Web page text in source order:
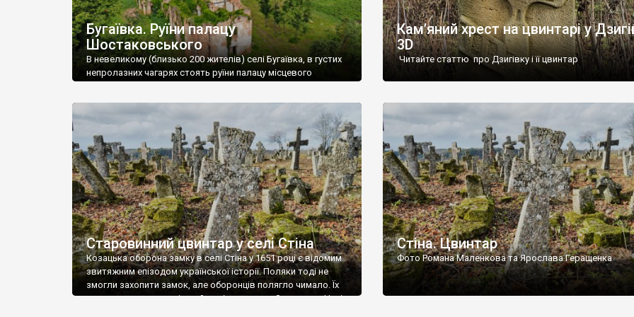
Бугаївка. Руїни палацу
Шостаковського
В невеликому (близько 200 жителів) селі Бугаївка, в густих
непролазних чагарях стоять руїни палацу місцевого
потім клуб, ще пізніше – гуртожиток. У 60-х роках минулого
століття тут розмістили туберкульозну лікарню. Коли із
палацу виїхала лікарня – ми точно не […]
Кам’яний хрест на цвинтарі у
3D
Читайте статтю про Дзигівку і її цвинтар
Старовинний цвинтар у селі Стіна
Козацька оборона замку в селі Стіна у 1651 році є відомим
звитяжним епізодом української історії. Поляки тоді не
змогли захопити замок, але оборонців полягло чимало. Їх
поховали на цвинтарі, який тоді називався Замковим. Нині
Стіна. Цвинтар
Фото Романа Маленкова та Ярослава Геращенка